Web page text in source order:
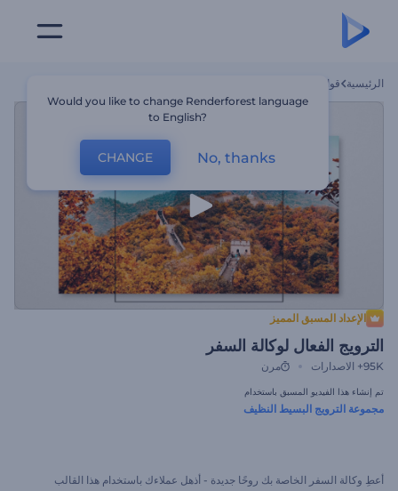
الرئيسية قوالب
الإعداد المسبق المميز
الترويج الفعال لوكالة السفر
95K+ الاصدارات مرن
تم إنشاء هذا الفيديو المسبق باستخدام
مجموعة الترويج البسيط النظيف
أعطِ وكالة السفر الخاصة بك روحًا جديدة - أذهل عملاءك باستخدام هذا القالب
Would you like to change Renderforest language
to English?
CHANGE No, thanks